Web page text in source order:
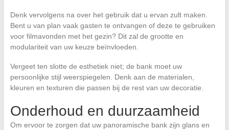
Denk vervolgens na over het gebruik dat u ervan zult maken.
Bent u van plan vaak gasten te ontvangen of deze te gebruiken
voor filmavonden met het gezin? Dit zal de grootte en
modulariteit van uw keuze beïnvloeden.
Vergeet ten slotte de esthetiek niet; de bank moet uw
persoonlijke stijl weerspiegelen. Denk aan de materialen,
kleuren en texturen die passen bij de rest van uw decoratie.
Onderhoud en duurzaamheid
Om ervoor te zorgen dat uw panoramische bank zijn glans en